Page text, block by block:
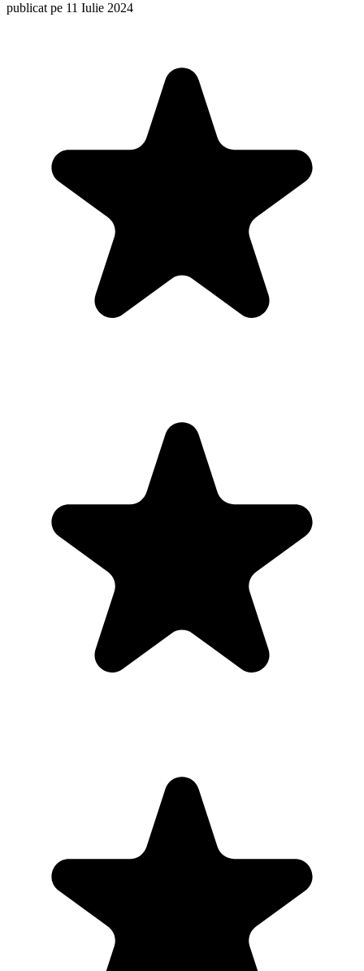
publicat pe 11 Iulie 2024